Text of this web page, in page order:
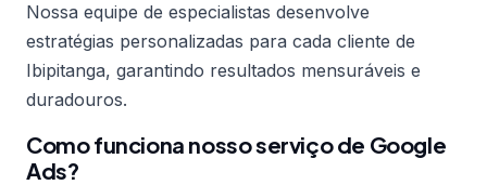
Nossa equipe de especialistas desenvolve
estratégias personalizadas para cada cliente de
Ibipitanga, garantindo resultados mensuráveis e
duradouros.
Como funciona nosso serviço de Google
Ads?